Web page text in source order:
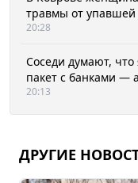
травмы от упавшей
20:28
Соседи думают, что
пакет с банками —
20:13
ДРУГИЕ